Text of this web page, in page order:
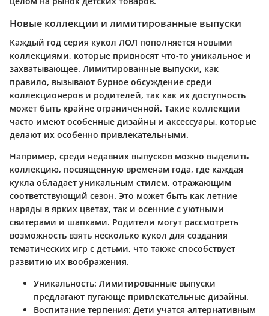
Новые коллекции и лимитированные выпуски
Каждый год серия кукол ЛОЛ пополняется новыми
коллекциями, которые привносят что-то уникальное и
захватывающее. Лимитированные выпуски, как
правило, вызывают бурное обсуждение среди
коллекционеров и родителей, так как их доступность
может быть крайне ограниченной. Такие коллекции
часто имеют особенные дизайны и аксессуары, которые
делают их особенно привлекательными.
Например, среди недавних выпусков можно выделить
коллекцию, посвященную временам года, где каждая
кукла обладает уникальным стилем, отражающим
соответствующий сезон. Это может быть как летние
наряды в ярких цветах, так и осенние с уютными
свитерами и шапками. Родители могут рассмотреть
возможность взять несколько кукол для создания
тематических игр с детьми, что также способствует
развитию их воображения.
Уникальность: Лимитированные выпуски
предлагают пугающе привлекательные дизайны.
Воспитание терпения: Дети учатся алтернативным